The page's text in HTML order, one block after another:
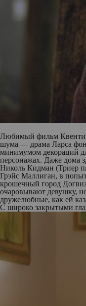
Любимый фильм
шума — драма Ларса фон
минимумом декораций
персонажах. Даже дома
Николь Кидман (Триер
Грэйс Маллиган, в
крошечный город
очаровывают девушку,
дружелюбные, как ей
С широко закрытыми